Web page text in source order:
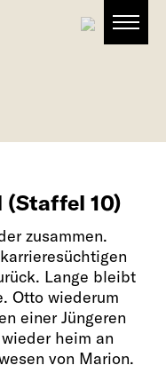
(Staffel 10)
zusammen.
Lange bleibt
Otto wiederum
einer Jüngeren
heim an
von Marion.